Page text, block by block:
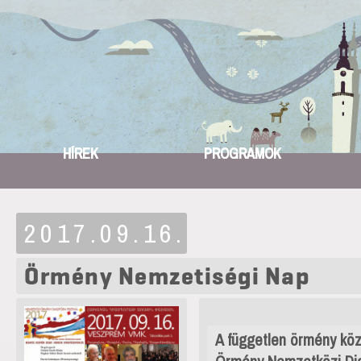
HÍREK PROGRAMOK
2017.09.16.
Örmény Nemzetiségi Nap
A független örmény